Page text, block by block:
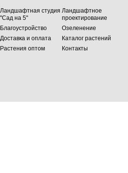
Ландшафтная студия
"Сад на 5"
Ландшафтное
проектирование
Благоустройство
Озеленение
Доставка и оплата
Каталог растений
Растения оптом
Контакты